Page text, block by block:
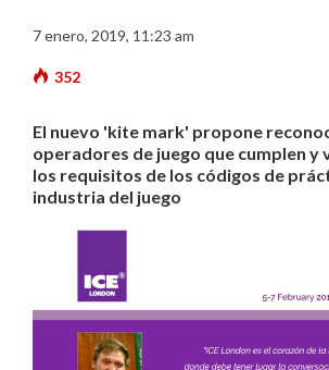
7 enero, 2019, 11:23 am
352
El nuevo 'kite mark' propone
operadores de juego que cumplen y
los requisitos de los códigos de
industria del juego